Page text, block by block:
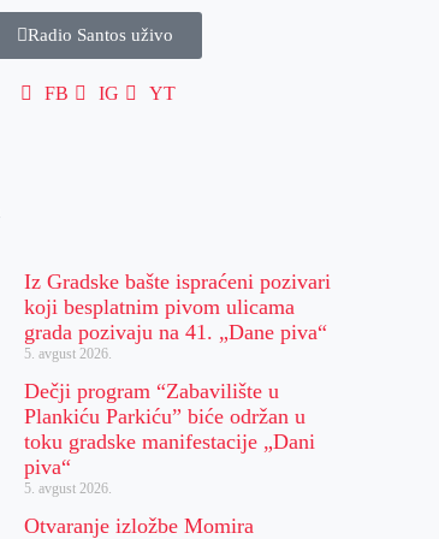
Radio Santos uživo
FB IG YT
Iz Gradske bašte ispraćeni pozivari
koji besplatnim pivom ulicama
grada pozivaju na 41. „Dane piva“
5. avgust 2026.
Dečji program “Zabavilište u
Plankiću Parkiću” biće održan u
toku gradske manifestacije „Dani
piva“
5. avgust 2026.
Otvaranje izložbe Momira